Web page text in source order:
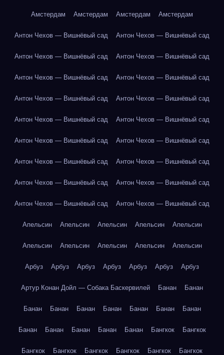
Амстердам Амстердам Амстердам Амстердам
Антон Чехов — Вишнёвый сад Антон Чехов — Вишнёвый сад
Антон Чехов — Вишнёвый сад Антон Чехов — Вишнёвый сад
Антон Чехов — Вишнёвый сад Антон Чехов — Вишнёвый сад
Антон Чехов — Вишнёвый сад Антон Чехов — Вишнёвый сад
Антон Чехов — Вишнёвый сад Антон Чехов — Вишнёвый сад
Антон Чехов — Вишнёвый сад Антон Чехов — Вишнёвый сад
Антон Чехов — Вишнёвый сад Антон Чехов — Вишнёвый сад
Антон Чехов — Вишнёвый сад Антон Чехов — Вишнёвый сад
Антон Чехов — Вишнёвый сад Антон Чехов — Вишнёвый сад
Апельсин Апельсин Апельсин Апельсин Апельсин
Апельсин Апельсин Апельсин Апельсин Апельсин
Арбуз Арбуз Арбуз Арбуз Арбуз Арбуз Арбуз
Артур Конан Дойл — Собака Баскервилей Банан Банан
Банан Банан Банан Банан Банан Банан Банан
Банан Банан Банан Банан Банан Бангкок Бангкок
Бангкок Бангкок Бангкок Бангкок Бангкок Бангкок